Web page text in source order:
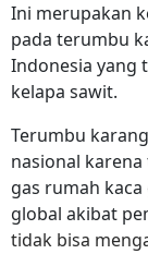
Ini merupakan
pada terumbu
Indonesia yang
kelapa sawit.
Terumbu
nasional
gas rumah
global akibat
tidak bisa